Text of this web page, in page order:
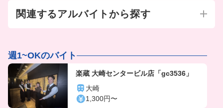
関連するアルバイトから探す
週1~OKのバイト
楽蔵 大崎センタービル店「gc3536」
大崎
1,300円〜